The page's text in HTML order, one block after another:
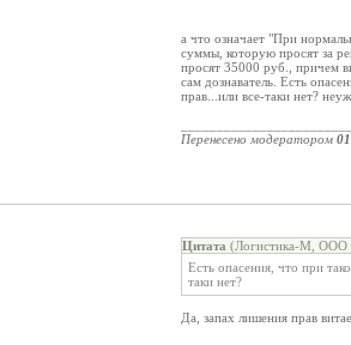
а что означает "При
суммы, которую просят за
просят 35000 руб., причем
сам дознаватель. Есть
прав...или все-таки нет?
Перенесено модератором
Цитата (Логистика-М, ООО
Есть опасения, что при
таки нет?
Да, запах лишения прав